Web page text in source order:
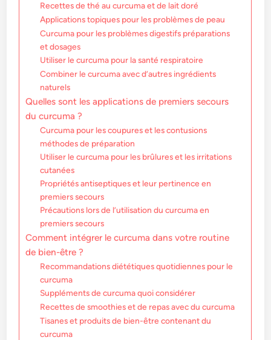
Recettes de thé au curcuma et de lait doré
Applications topiques pour les problèmes de peau
Curcuma pour les problèmes digestifs préparations
et dosages
Utiliser le curcuma pour la santé respiratoire
Combiner le curcuma avec d’autres ingrédients
naturels
Quelles sont les applications de premiers secours
du curcuma ?
Curcuma pour les coupures et les contusions
méthodes de préparation
Utiliser le curcuma pour les brûlures et les irritations
cutanées
Propriétés antiseptiques et leur pertinence en
premiers secours
Précautions lors de l’utilisation du curcuma en
premiers secours
Comment intégrer le curcuma dans votre routine
de bien-être ?
Recommandations diététiques quotidiennes pour le
curcuma
Suppléments de curcuma quoi considérer
Recettes de smoothies et de repas avec du curcuma
Tisanes et produits de bien-être contenant du
curcuma